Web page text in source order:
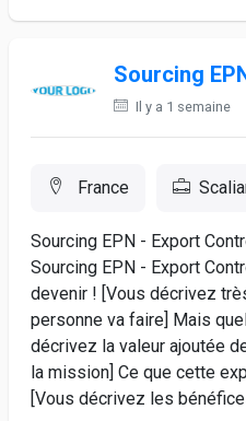
Sourcing
Il y a 1 semaine
France
Sourcing EPN - Export
Sourcing EPN - Export
devenir ! [Vous décrivez
personne va faire] Mais
décrivez la valeur ajoutée
la mission] Ce que cette
[Vous décrivez les